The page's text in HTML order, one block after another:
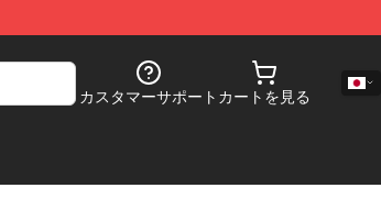
カスタマーサポート カートを見る